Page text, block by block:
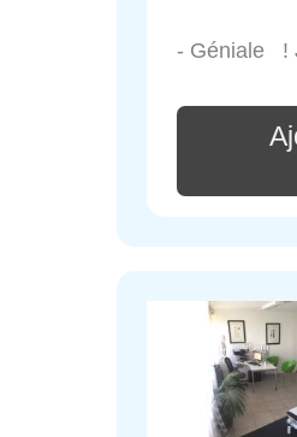
- Géniale !